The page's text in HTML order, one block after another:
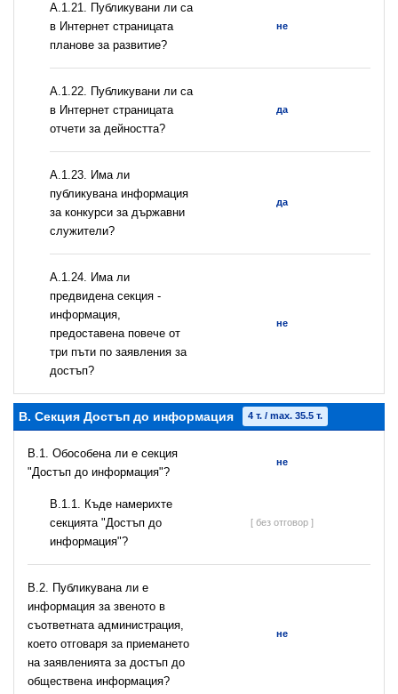
А.1.21. Публикувани ли са
в Интернет страницата
планове за развитие?
не
А.1.22. Публикувани ли са
в Интернет страницата
отчети за дейността?
да
А.1.23. Има ли
публикувана информация
за конкурси за държавни
служители?
да
А.1.24. Има ли
предвидена секция -
информация,
предоставена повече от
три пъти по заявления за
достъп?
не
B. Секция Достъп до информация 4 т. / max. 35.5 т.
В.1. Обособена ли е секция
"Достъп до информация"?
не
В.1.1. Къде намерихте
секцията "Достъп до
информация"?
[ без отговор ]
В.2. Публикувана ли е
информация за звеното в
съответната администрация,
което отговаря за приемането
на заявленията за достъп до
обществена информация?
не